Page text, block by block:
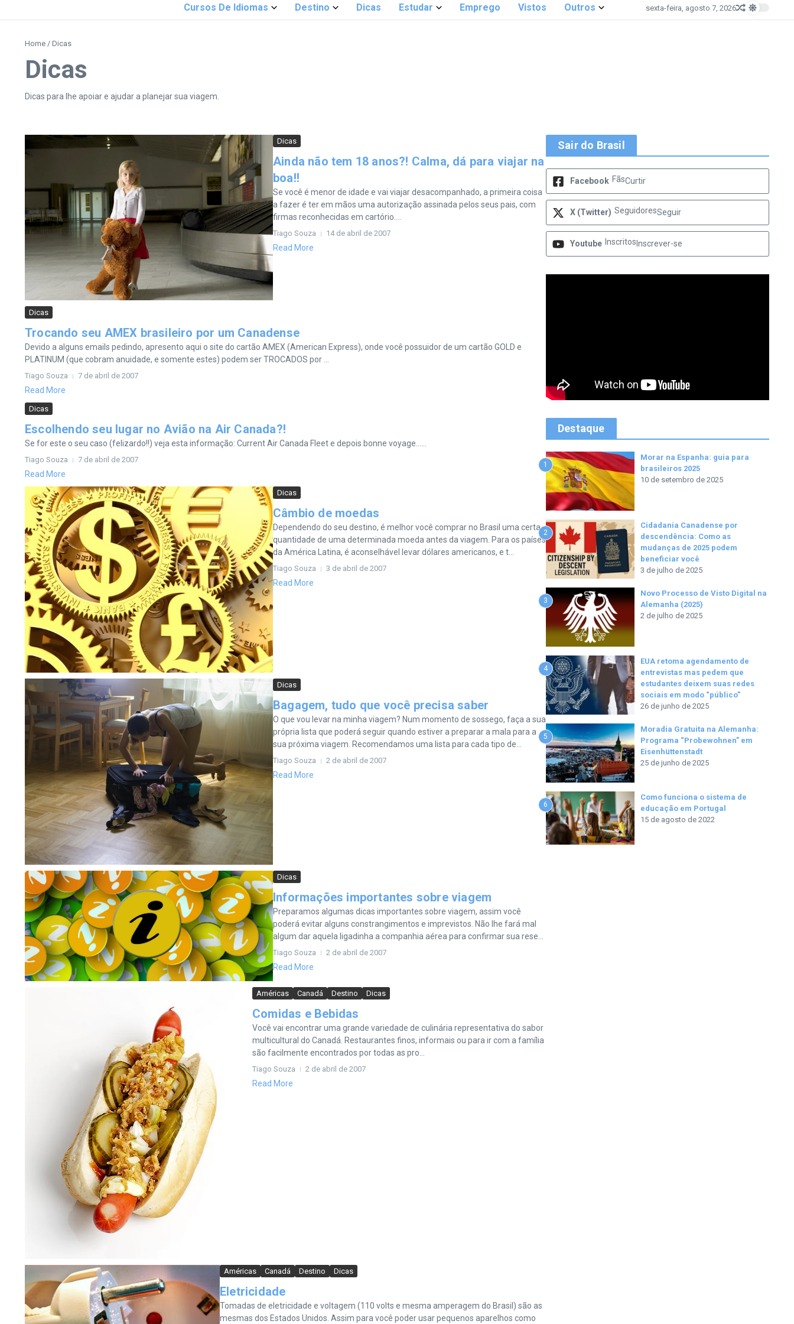
Cursos De Idiomas Destino Dicas Estudar Emprego Vistos Outros sexta-feira, agosto 7, 2026
Home / Dicas
Dicas
Dicas para lhe apoiar e ajudar a planejar sua viagem.
Dicas
Ainda não tem 18 anos?! Calma, dá para viajar na
boa!!
Se você é menor de idade e vai viajar desacompanhado, a primeira coisa
a fazer é ter em mãos uma autorização assinada pelos seus pais, com
firmas reconhecidas em cartório....
Tiago Souza 14 de abril de 2007
Read More
Dicas
Trocando seu AMEX brasileiro por um Canadense
Devido a alguns emails pedindo, apresento aqui o site do cartão AMEX (American Express), onde você possuidor de um cartão GOLD e
PLATINUM (que cobram anuidade, e somente estes) podem ser TROCADOS por ...
Tiago Souza 7 de abril de 2007
Read More
Dicas
Escolhendo seu lugar no Avião na Air Canada?!
Se for este o seu caso (felizardo!!) veja esta informação: Current Air Canada Fleet e depois bonne voyage…...
Tiago Souza 7 de abril de 2007
Read More
Dicas
Câmbio de moedas
Dependendo do seu destino, é melhor você comprar no Brasil uma certa
quantidade de uma determinada moeda antes da viagem. Para os países
da América Latina, é aconselhável levar dólares americanos, e t...
Tiago Souza 3 de abril de 2007
Read More
Dicas
Bagagem, tudo que você precisa saber
O que vou levar na minha viagem? Num momento de sossego, faça a sua
própria lista que poderá seguir quando estiver a preparar a mala para a
sua próxima viagem. Recomendamos uma lista para cada tipo de...
Tiago Souza 2 de abril de 2007
Read More
Dicas
Informações importantes sobre viagem
Preparamos algumas dicas importantes sobre viagem, assim você
poderá evitar alguns constrangimentos e imprevistos. Não lhe fará mal
algum dar aquela ligadinha a companhia aérea para confirmar sua rese...
Tiago Souza 2 de abril de 2007
Read More
Américas Canadá Destino Dicas
Comidas e Bebidas
Você vai encontrar uma grande variedade de culinária representativa do sabor
multicultural do Canadá. Restaurantes finos, informais ou para ir com a família
são facilmente encontrados por todas as pro...
Tiago Souza 2 de abril de 2007
Read More
Américas Canadá Destino Dicas
Eletricidade
Tomadas de eletricidade e voltagem (110 volts e mesma amperagem do Brasil) são as
mesmas dos Estados Unidos. Assim para você poder usar pequenos aparelhos como
Sair do Brasil
Facebook FãsCurtir
X (Twitter) SeguidoresSeguir
Youtube Inscritos Inscrever-se
Destaque
1
Morar na Espanha: guia para
brasileiros 2025
10 de setembro de 2025
2
Cidadania Canadense por
descendência: Como as
mudanças de 2025 podem
beneficiar você
3 de julho de 2025
3
Novo Processo de Visto Digital na
Alemanha (2025)
2 de julho de 2025
4
EUA retoma agendamento de
entrevistas mas pedem que
estudantes deixem suas redes
sociais em modo “público”
26 de junho de 2025
5
Moradia Gratuita na Alemanha:
Programa “Probewohnen” em
Eisenhüttenstadt
25 de junho de 2025
6
Como funciona o sistema de
educação em Portugal
15 de agosto de 2022